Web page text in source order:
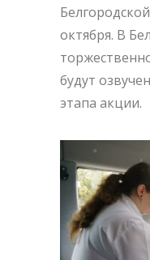
октября. В
будут
этапа акции.